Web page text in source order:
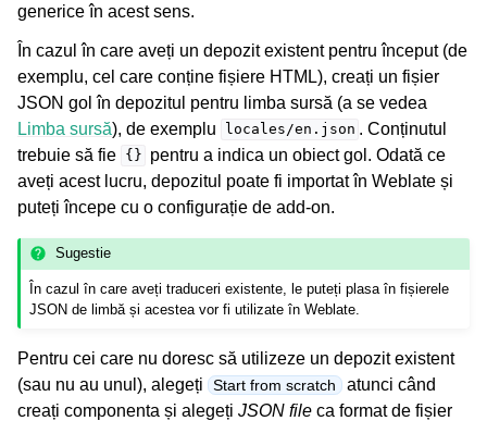
navigation of Instrucțiuni de configurare
generice în acest sens.
În cazul în care aveți un depozit existent pentru început (de
exemplu, cel care conține fișiere HTML), creați un fișier
JSON gol în depozitul pentru limba sursă (a se vedea
Limba sursă), de exemplu locales/en.json . Conținutul
trebuie să fie {} pentru a indica un obiect gol. Odată ce
aveți acest lucru, depozitul poate fi importat în Weblate și
puteți începe cu o configurație de add-on.
Sugestie
În cazul în care aveți traduceri existente, le puteți plasa în fișierele
JSON de limbă și acestea vor fi utilizate în Weblate.
Pentru cei care nu doresc să utilizeze un depozit existent
(sau nu au unul), alegeți
Start from scratch atunci când
creați componenta și alegeți JSON file ca format de fișier